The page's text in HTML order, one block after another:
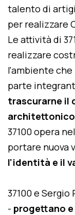
talento di
per realizzare
Le attività di
realizzare
l'ambiente che
parte
trascurarne il
architettonico
37100 opera
portare nuova
l'identità e il
37100 e
- progettano